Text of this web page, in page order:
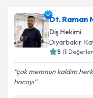
Dt. Raman
Diş Hekimi
Diyarbakır,
5 (1
çok memnun kaldım
hocayı